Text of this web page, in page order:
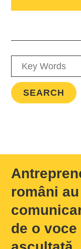
români
de o